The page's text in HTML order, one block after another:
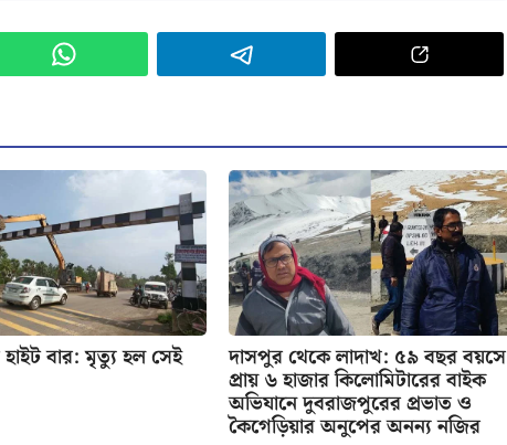
বার: মৃত্যু হল সেই দাসপুর থেকে লাদাখ: ৫৯ বছর বয়সে
প্রায় ৬ হাজার কিলোমিটারের বাইক
অভিযানে দুবরাজপুরের প্রভাত ও
কৈগেড়িয়ার অনুপের অনন্য নজির